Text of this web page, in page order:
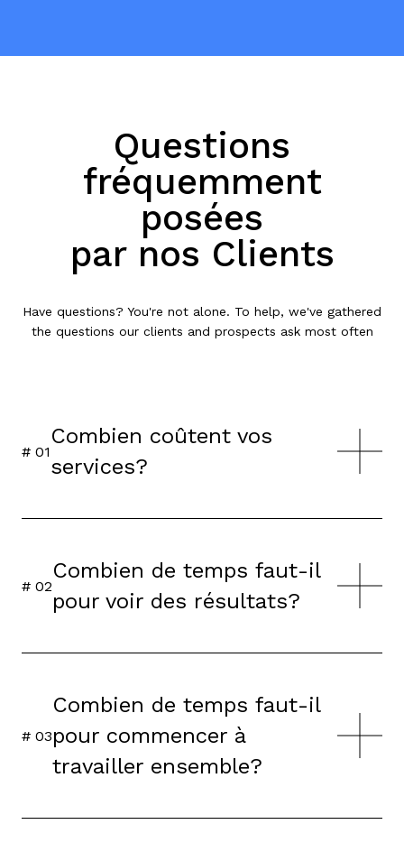
Questions
fréquemment
posées
par nos Clients
Have questions? You're not alone. To help, we've gathered
the questions our clients and prospects ask most often
# 01
Combien coûtent vos
services?
# 02
Combien de temps faut-il
pour voir des résultats?
# 03
Combien de temps faut-il
pour commencer à
travailler ensemble?